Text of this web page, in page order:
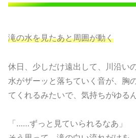
滝の水を見たあと周囲が動く
休日、少しだけ遠出して、川沿い
水がザーッと落ちていく音が、胸
てくれるみたいで、気持ちがゆる
「……ずっと見ていられるなあ」